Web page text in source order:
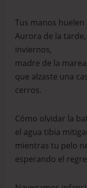
Tus manos
Aurora de la
inviernos,
madre de la
que alzaste una
cerros.
Cómo olvidar la
el agua tibia
mientras tu pelo
esperando el